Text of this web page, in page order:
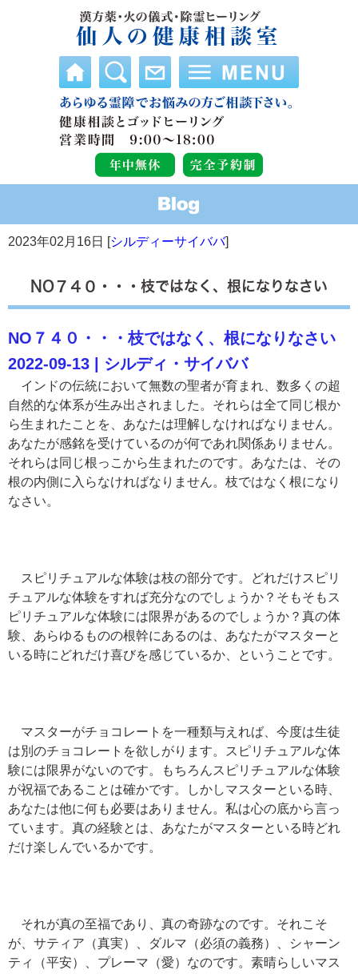
2023年02月16日 [シルディーサイババ]
NO７４０・・・枝ではなく、根になりなさい
NO７４０・・・枝ではなく、根になりなさい
2022-09-13 | シルディ・サイババ
インドの伝統において無数の聖者が育まれ、数多くの超
自然的な体系が生み出されました。それらは全て同じ根か
ら生まれたことを、あなたは理解しなければなりません。
あなたが感銘を受けているのが何であれ関係ありません。
それらは同じ根っこから生まれたのです。あなたは、その
根の内側に入らなければなりません。枝ではなく根になり
なさい。
スピリチュアルな体験は枝の部分です。どれだけスピリ
チュアルな体験をすれば充分なのでしょうか？そもそもス
ピリチュアルな体験には限界があるのでしょうか？真の体
験、あらゆるものの根幹にあるのは、あなたがマスターと
いる時にどれだけ喜びを感じているか、ということです。
マスターがチョコレートを一種類与えれば、今度は生徒
は別のチョコレートを欲しがります。スピリチュアルな体
験には限界がないのです。もちろんスピリチュアルな体験
が祝福であることは確かです。しかしマスターといる時、
あなたは他に何も必要はありません。私は心の底から言っ
ています。真の経験とは、あなたがマスターといる時どれ
だけ楽しんでいるかです。
それが真の至福であり、真の奇跡なのです。それこそ
が、サティア（真実）、ダルマ（必須の義務）、シャーン
ティ（平安）、プレーマ（愛）なのです。素晴らしいマス